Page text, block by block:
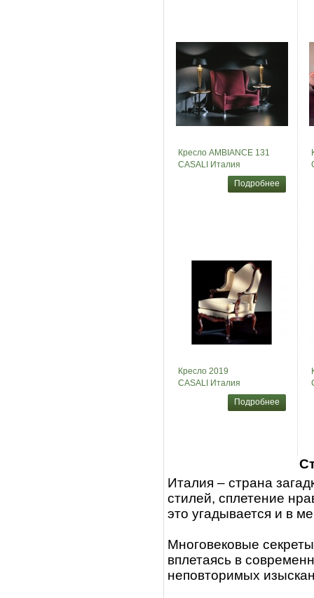
Кресло AMBIANCE 131
CASALI Италия
Подробнее
Кресло 2019
CASALI Италия
Подробнее
Италия – страна
стилей, сплетение
это угадывается и в
Многовековые
вплетаясь в
неповторимых